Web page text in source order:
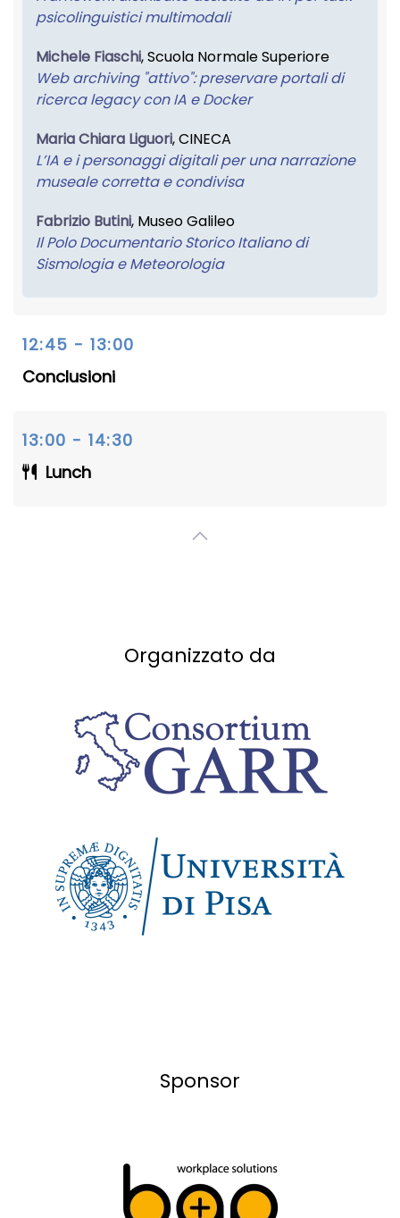
psicolinguistici multimodali
Michele Fiaschi, Scuola Normale Superiore
Web archiving "attivo": preservare portali di
ricerca legacy con IA e Docker
Maria Chiara Liguori, CINECA
L’IA e i personaggi digitali per una narrazione
museale corretta e condivisa
Fabrizio Butini, Museo Galileo
Il Polo Documentario Storico Italiano di
Sismologia e Meteorologia
12:45 - 13:00
Conclusioni
13:00 - 14:30
Lunch
Organizzato da
Sponsor